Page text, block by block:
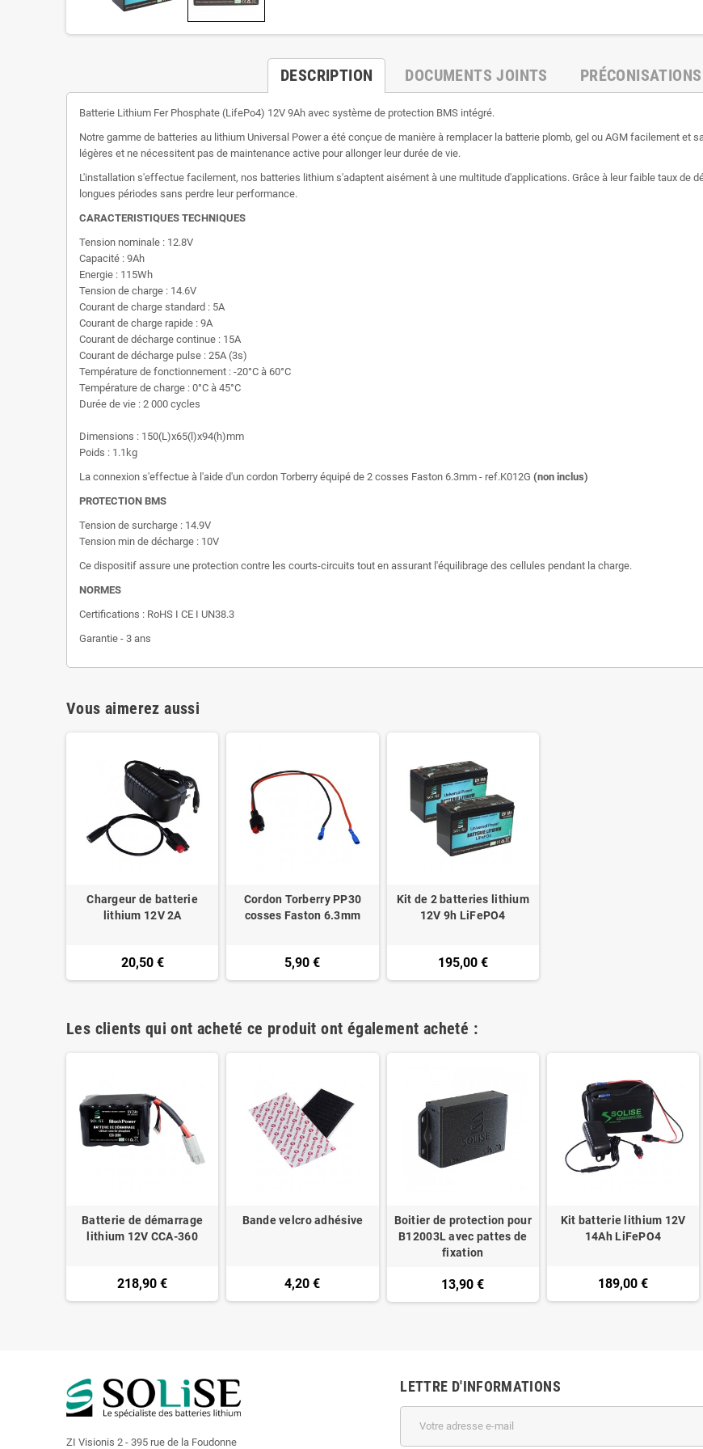
DESCRIPTION DOCUMENTS JOINTS
Batterie Lithium Fer Phosphate (LifePo4) 12V 9Ah avec système de protection BMS intégré.
Notre gamme de batteries au lithium Universal Power a été conçue de manière à remplacer la batterie plomb, gel ou AGM facilement
légères et ne nécessitent pas de maintenance active pour allonger leur durée de vie.
L'installation s'effectue facilement, nos batteries lithium s'adaptent aisément à une multitude d'applications. Grâce à leur faible taux de
longues périodes sans perdre leur performance.
CARACTERISTIQUES TECHNIQUES
Tension nominale : 12.8V
Capacité : 9Ah
Energie : 115Wh
Tension de charge : 14.6V
Courant de charge standard : 5A
Courant de charge rapide : 9A
Courant de décharge continue : 15A
Courant de décharge pulse : 25A (3s)
Température de fonctionnement : -20°C à 60°C
Température de charge : 0°C à 45°C
Durée de vie : 2 000 cycles
Dimensions : 150(L)x65(l)x94(h)mm
Poids : 1.1kg
La connexion s'effectue à l'aide d'un cordon Torberry équipé de 2 cosses Faston 6.3mm - ref.K012G (non inclus)
PROTECTION BMS
Tension de surcharge : 14.9V
Tension min de décharge : 10V
Ce dispositif assure une protection contre les courts-circuits tout en assurant l'équilibrage des cellules pendant la charge.
NORMES
Certifications : RoHS I CE I UN38.3
Garantie - 3 ans
Vous aimerez aussi
Chargeur de batterie
lithium 12V 2A
20,50 €
Cordon Torberry PP30
cosses Faston 6.3mm
5,90 €
Kit de 2 batteries lithium
12V 9h LiFePO4
195,00 €
Les clients qui ont acheté ce produit ont également acheté :
Batterie de démarrage
lithium 12V CCA-360
218,90 €
Bande velcro adhésive
4,20 €
Boitier de protection pour
B12003L avec pattes de
fixation
13,90 €
Kit batterie lithium 12V
14Ah LiFePO4
189,00 €
ZI Visionis 2 - 395 rue de la Foudonne
LETTRE D'INFORMATIONS